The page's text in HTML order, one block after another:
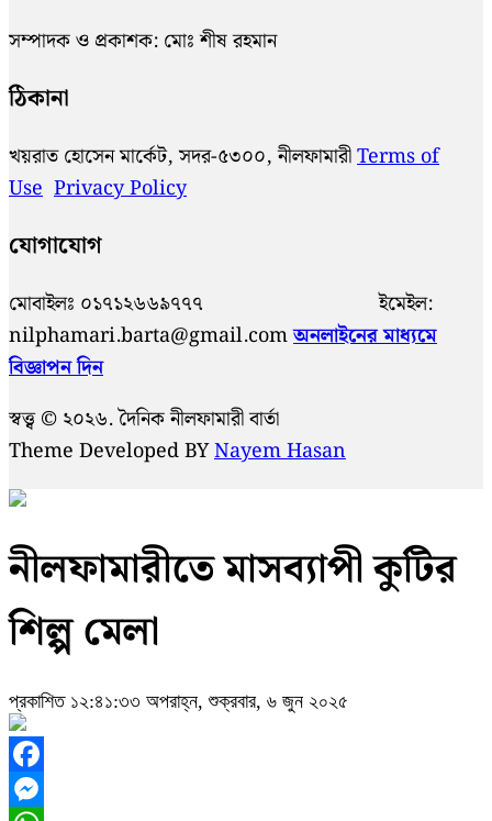
সম্পাদক ও প্রকাশক: মোঃ শীষ রহমান
ঠিকানা
খয়রাত হোসেন মার্কেট, সদর-৫৩০০, নীলফামারীTerms of
Use Privacy Policy
যোগাযোগ
মোবাইলঃ ০১৭১২৬৬৯৭৭৭ ইমেইল:
nilphamari.barta@gmail.comঅনলাইনের মাধ্যমে
বিজ্ঞাপন দিন
স্বত্ত্ব © ২০২৬. দৈনিক নীলফামারী বার্তা
Theme Developed BYNayem Hasan
নীলফামারীতে মাসব্যাপী কুটির
শিল্প মেলা
প্রকাশিত ১২:৪১:৩৩ অপরাহ্ন, শুক্রবার, ৬ জুন ২০২৫
Facebook